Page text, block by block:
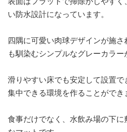
い防水設計になっています。
四隅に可愛い肉球デザインが施
も馴染むシンプルなグレーカラー
滑りやすい床でも安定して設置
集中できる環境を作ることができ
食事だけでなく、水飲み場の下